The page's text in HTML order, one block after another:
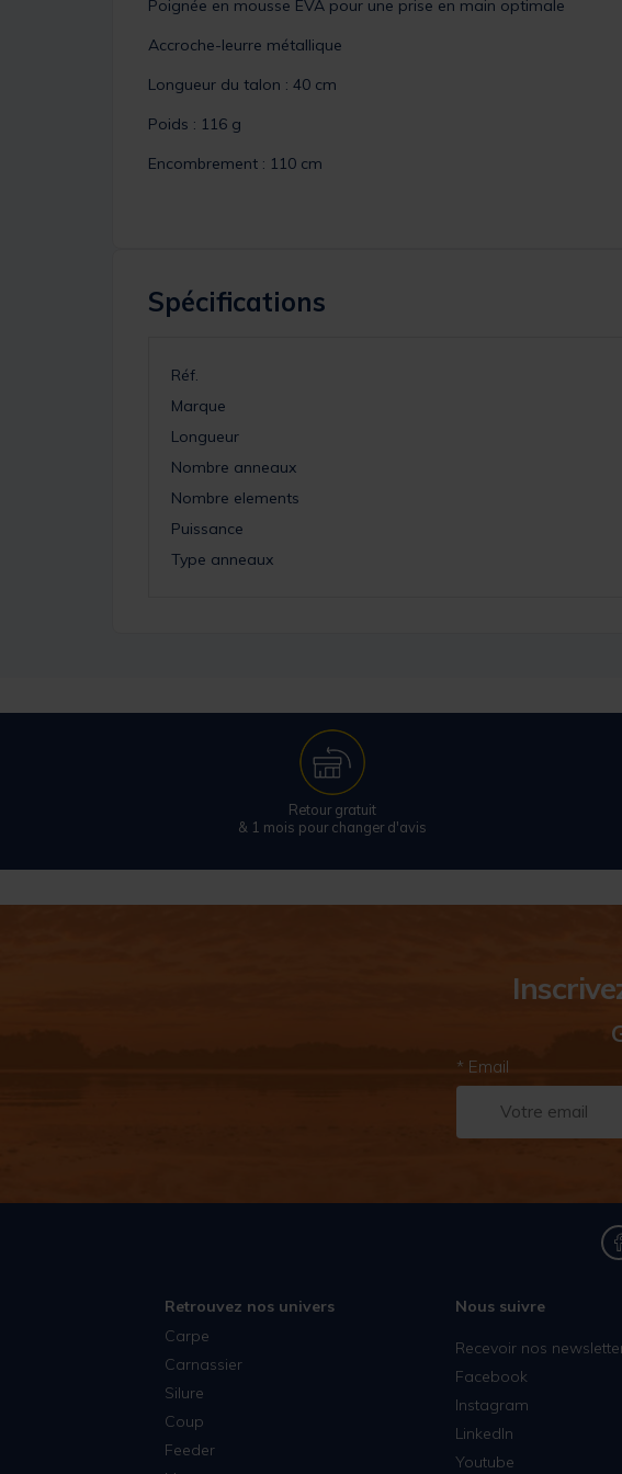
Poignée en mousse EVA pour une prise en main optimale
Accroche-leurre métallique
Longueur du talon : 40 cm
Poids : 116 g
Encombrement : 110 cm
Spécifications
Réf.
Marque
Longueur
Nombre anneaux
Nombre elements
Puissance
Type anneaux
Retour gratuit
& 1 mois pour changer d'avis
* Email
Retrouvez nos univers
Carpe
Carnassier
Silure
Coup
Feeder
Nous suivre
Recevoir nos
Facebook
Instagram
LinkedIn
Youtube